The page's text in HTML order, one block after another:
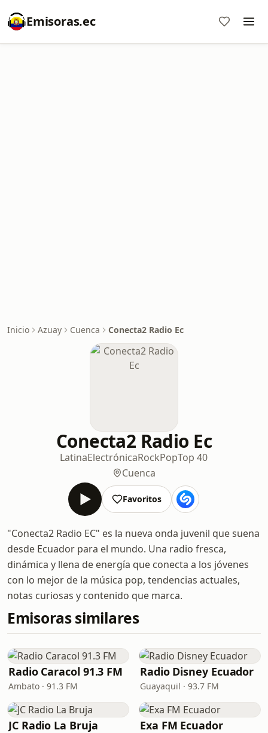
Emisoras.ec
Inicio Azuay Cuenca Conecta2 Radio Ec
Conecta2 Radio Ec
LatinaElectrónicaRockPopTop 40
Cuenca
Favoritos
"Conecta2 Radio EC" es la nueva onda juvenil que suena
desde Ecuador para el mundo. Una radio fresca,
dinámica y llena de energía que conecta a los jóvenes
con lo mejor de la música pop, tendencias actuales,
notas curiosas y contenido que marca.
Emisoras similares
Radio Caracol 91.3 FM
Ambato · 91.3 FM
Radio Disney Ecuador
Guayaquil · 93.7 FM
JC Radio La Bruja Exa FM Ecuador